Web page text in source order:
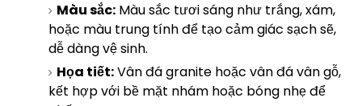
Màu sắc: Màu sắc tươi sáng như trắng, xám,
hoặc màu trung tính để tạo cảm giác sạch sẽ,
dễ dàng vệ sinh.
Họa tiết:Vân đá granite hoặc vân đá vân gỗ,
kết hợp với bề mặt nhám hoặc bóng nhẹ để